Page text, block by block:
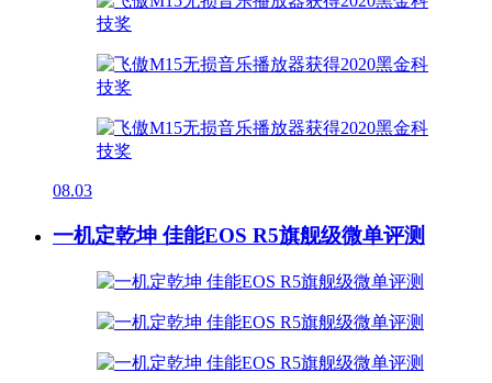
08.03
一机定乾坤 佳能EOS R5旗舰级微单评测